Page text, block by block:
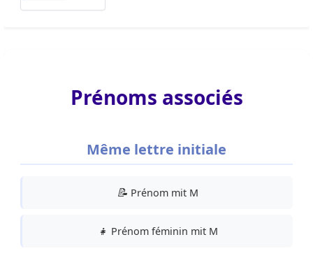
Prénoms associés
Même lettre initiale
📝 Prénom mit M
👧 Prénom féminin mit M